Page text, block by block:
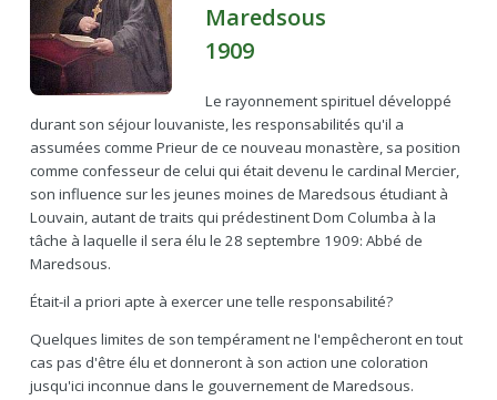
Maredsous
1909
Le rayonnement spirituel développé
durant son séjour louvaniste, les responsabilités qu'il a
assumées comme Prieur de ce nouveau monastère, sa position
comme confesseur de celui qui était devenu le cardinal Mercier,
son influence sur les jeunes moines de Maredsous étudiant à
Louvain, autant de traits qui prédestinent Dom Columba à la
tâche à laquelle il sera élu le 28 septembre 1909: Abbé de
Maredsous.
Était-il a priori apte à exercer une telle responsabilité?
Quelques limites de son tempérament ne l'empêcheront en tout
cas pas d'être élu et donneront à son action une coloration
jusqu'ici inconnue dans le gouvernement de Maredsous.